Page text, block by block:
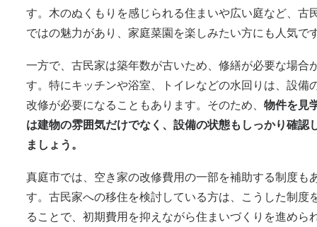
す。木のぬくもりを感じられる住まいや広い庭など、古
ではの魅力があり、家庭菜園を楽しみたい方にも人気で
一方で、古民家は築年数が古いため、修繕が必要な場合
す。特にキッチンや浴室、トイレなどの水回りは、設備
改修が必要になることもあります。そのため、 物件を見
は建物の雰囲気だけでなく、設備の状態もしっかり確認
ましょう。
真庭市では、空き家の改修費用の一部を補助する制度も
す。古民家への移住を検討している方は、こうした制度
ることで、初期費用を抑えながら住まいづくりを進めら